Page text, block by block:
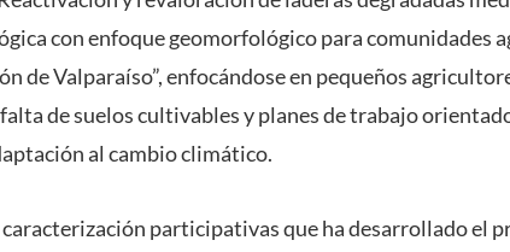
con enfoque geomorfológico para comunidades
de Valparaíso”, enfocándose en pequeños
de suelos cultivables y planes de trabajo
al cambio climático.
participativas que ha desarrollado el